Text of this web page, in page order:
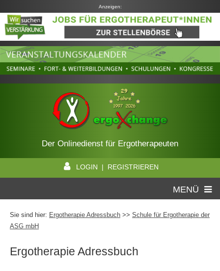
Anzeigen:
Der Onlinedienst für Ergotherapeuten
LOGIN | REGISTRIEREN
MENÜ
Sie sind hier: Ergotherapie Adressbuch >> Schule für Ergotherapie der
ASG mbH
Ergotherapie Adressbuch